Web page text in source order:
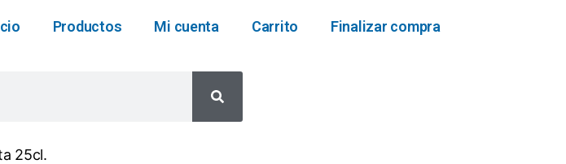
Productos Mi cuenta Carrito Finalizar compra
25cl.